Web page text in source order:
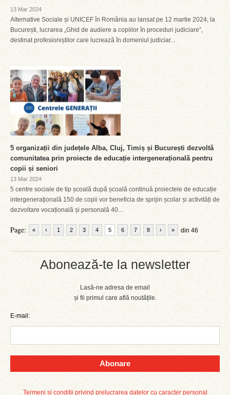
Abonează-te la newsletter
Lasă-ne adresa de email
și fii primul care află noutățile.
E-mail:
Abonare
Termeni și condiții privind prelucrarea datelor cu caracter personal
13 Mar 2024
Alternative Sociale și UNICEF în România au lansat pe 12 martie 2024, la
București, lucrarea „Ghid de audiere a copiilor în proceduri judiciare”,
destinat profesioniștilor care lucrează în domeniul judiciar...
5 organizații din județele Alba, Cluj, Timiș și București dezvoltă
comunitatea prin proiecte de educație intergenerațională pentru
copii și seniori
13 Mar 2024
5 centre sociale de tip școală după școală continuă proiectele de educație
intergenerațională 150 de copii vor beneficia de sprijin școlar și activități de
dezvoltare vocațională și personală 40...
Page: « ‹ 1 2 3 4 5 6 7 8 din 46
› »